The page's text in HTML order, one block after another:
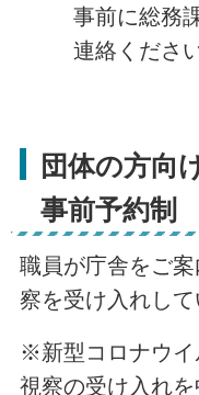
事前に総務
連絡ください
団体の方
事前予約制
職員が庁舎をご
察を受け入れして
※新型コロナウイ
視察の受け入れを